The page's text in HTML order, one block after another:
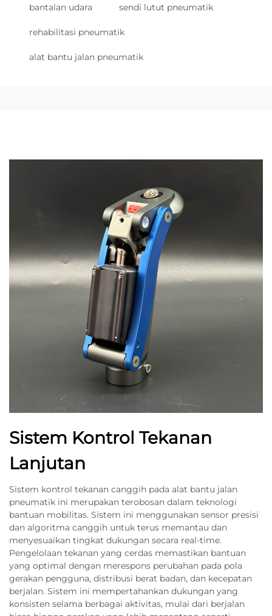
bantalan udara sendi lutut pneumatik
rehabilitasi pneumatik
alat bantu jalan pneumatik
Sistem Kontrol Tekanan
Lanjutan
Sistem kontrol tekanan canggih pada alat bantu jalan
pneumatik ini merupakan terobosan dalam teknologi
bantuan mobilitas. Sistem ini menggunakan sensor presisi
dan algoritma canggih untuk terus memantau dan
menyesuaikan tingkat dukungan secara real-time.
Pengelolaan tekanan yang cerdas memastikan bantuan
yang optimal dengan merespons perubahan pada pola
gerakan pengguna, distribusi berat badan, dan kecepatan
berjalan. Sistem ini mempertahankan dukungan yang
konsisten selama berbagai aktivitas, mulai dari berjalan